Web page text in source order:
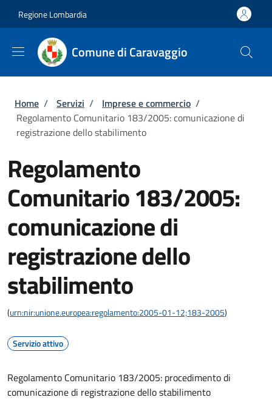
Regione Lombardia
Comune di Caravaggio
Briciole di pane
Home / Servizi / Imprese e commercio /
Regolamento Comunitario 183/2005: comunicazione di
registrazione dello stabilimento
Regolamento
Comunitario 183/2005:
comunicazione di
registrazione dello
stabilimento
(urn:nir:unione.europea:regolamento:2005-01-12;183-2005)
Servizio attivo
Regolamento Comunitario 183/2005: procedimento di
comunicazione di registrazione dello stabilimento